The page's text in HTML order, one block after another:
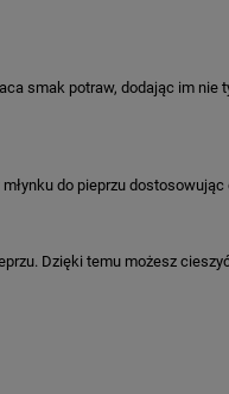
smak potraw, dodając im
do pieprzu
Dzięki temu możesz